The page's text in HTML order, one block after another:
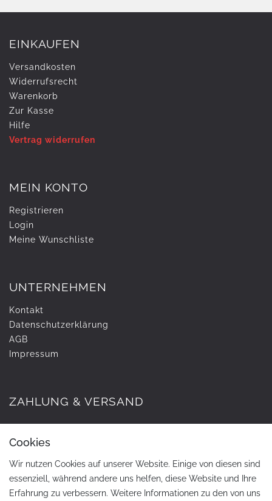
EINKAUFEN
Versandkosten
Widerrufs­recht
Warenkorb
Zur Kasse
Hilfe
Vertrag widerrufen
MEIN KONTO
Registrieren
Login
Meine Wunschliste
UNTERNEHMEN
Kontakt
Daten­schutz­erklärung
AGB
Impressum
ZAHLUNG & VERSAND
Cookies
Wir nutzen Cookies auf unserer Website. Einige von diesen sind
essenziell, während andere uns helfen, diese Website und Ihre
Erfahrung zu verbessern. Weitere Informationen zu den von uns